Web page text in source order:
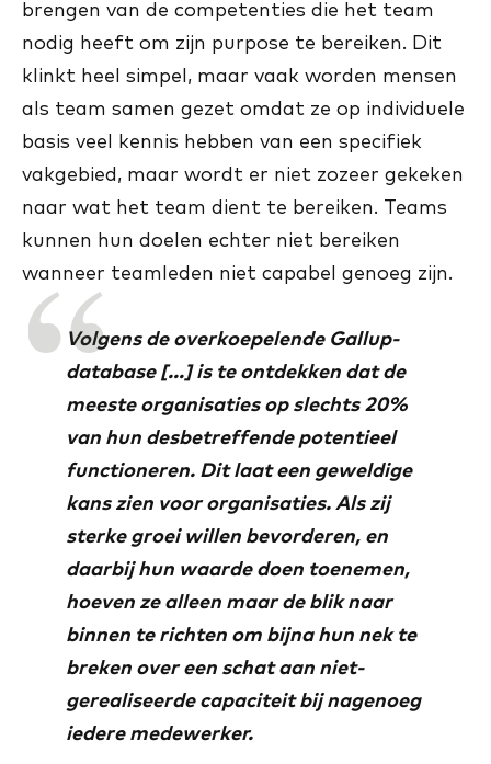
brengen van de competenties die het team
nodig heeft om zijn purpose te bereiken. Dit
klinkt heel simpel, maar vaak worden mensen
als team samen gezet omdat ze op individuele
basis veel kennis hebben van een specifiek
vakgebied, maar wordt er niet zozeer gekeken
naar wat het team dient te bereiken. Teams
kunnen hun doelen echter niet bereiken
wanneer teamleden niet capabel genoeg zijn.
Volgens de overkoepelende Gallup-
database […] is te ontdekken dat de
meeste organisaties op slechts 20%
van hun desbetreffende potentieel
functioneren. Dit laat een geweldige
kans zien voor organisaties. Als zij
sterke groei willen bevorderen, en
daarbij hun waarde doen toenemen,
hoeven ze alleen maar de blik naar
binnen te richten om bijna hun nek te
breken over een schat aan niet-
gerealiseerde capaciteit bij nagenoeg
iedere medewerker.